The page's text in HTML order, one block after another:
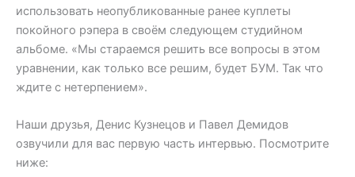
использовать неопубликованные ранее куплеты
покойного рэпера в своём следующем студийном
альбоме. «Мы стараемся решить все вопросы в этом
уравнении, как только все решим, будет БУМ. Так что
ждите с нетерпением».
Наши друзья, Денис Кузнецов и Павел Демидов
озвучили для вас первую часть интервью. Посмотрите
ниже: